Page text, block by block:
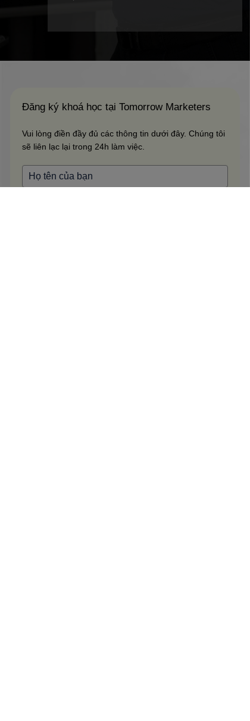
Đăng ký khoá học tại Tomorrow Marketers
Vui lòng điền đầy đủ các thông tin dưới đây. Chúng tôi
sẽ liên lạc lại trong 24h làm việc.